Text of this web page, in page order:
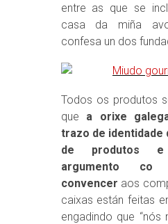
entre as que se
casa da miña
confesa un dos
Todos os produtos
que a orixe
trazo de identidade
de produtos
argumento co
convencer aos
caixas están feitas
engadindo que “nós